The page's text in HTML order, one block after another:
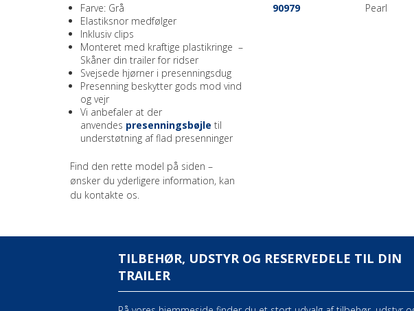
Farve: Grå
Elastiksnor medfølger
Inklusiv clips
Monteret med kraftige plastikringe –
Skåner din trailer for ridser
Svejsede hjørner i presenningsdug
Presenning beskytter gods mod vind
og vejr
Vi anbefaler at der
anvendes presenningsbøjle til
understøtning af flad presenninger
Find den rette model på siden –
ønsker du yderligere information, kan
du kontakte os.
90979 Pearl
TILBEHØR, UDSTYR OG RESERVEDELE TIL DIN
TRAILER